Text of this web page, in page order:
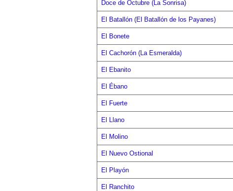
Doce de Octubre (La Sonrisa)
El Batallón (El Batallón de los Payanes)
El Bonete
El Cachorón (La Esmeralda)
El Ebanito
El Ébano
El Fuerte
El Llano
El Molino
El Nuevo Ostional
El Playón
El Ranchito